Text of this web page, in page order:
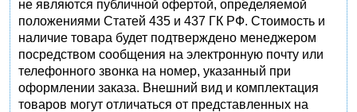
не являются публичной офертой, определяемой
положениями Статей 435 и 437 ГК РФ. Стоимость и
наличие товара будет подтверждено менеджером
посредством сообщения на электронную почту или
телефонного звонка на номер, указанный при
оформлении заказа. Внешний вид и комплектация
товаров могут отличаться от представленных на